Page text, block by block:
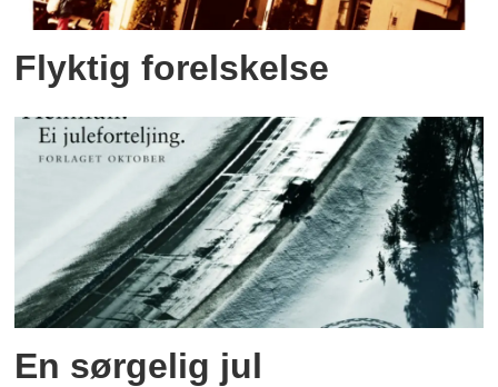
Flyktig forelskelse
En sørgelig jul